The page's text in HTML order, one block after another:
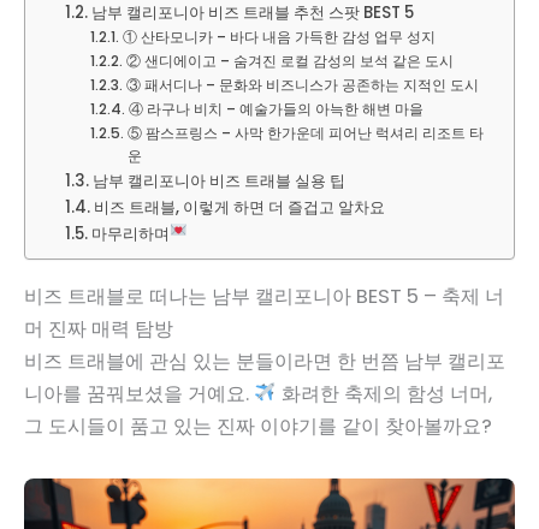
남부 캘리포니아 비즈 트래블 추천 스팟 BEST 5
① 산타모니카 – 바다 내음 가득한 감성 업무 성지
② 샌디에이고 – 숨겨진 로컬 감성의 보석 같은 도시
③ 패서디나 – 문화와 비즈니스가 공존하는 지적인 도시
④ 라구나 비치 – 예술가들의 아늑한 해변 마을
⑤ 팜스프링스 – 사막 한가운데 피어난 럭셔리 리조트 타
운
남부 캘리포니아 비즈 트래블 실용 팁
비즈 트래블, 이렇게 하면 더 즐겁고 알차요
마무리하며
비즈 트래블로 떠나는 남부 캘리포니아 BEST 5 – 축제 너
머 진짜 매력 탐방
비즈 트래블에 관심 있는 분들이라면 한 번쯤 남부 캘리포
니아를 꿈꿔보셨을 거예요.
화려한 축제의 함성 너머,
그 도시들이 품고 있는 진짜 이야기를 같이 찾아볼까요?